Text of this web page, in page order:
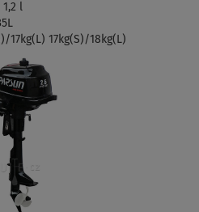
l
17kg(L) 17kg(S)/18kg(L)